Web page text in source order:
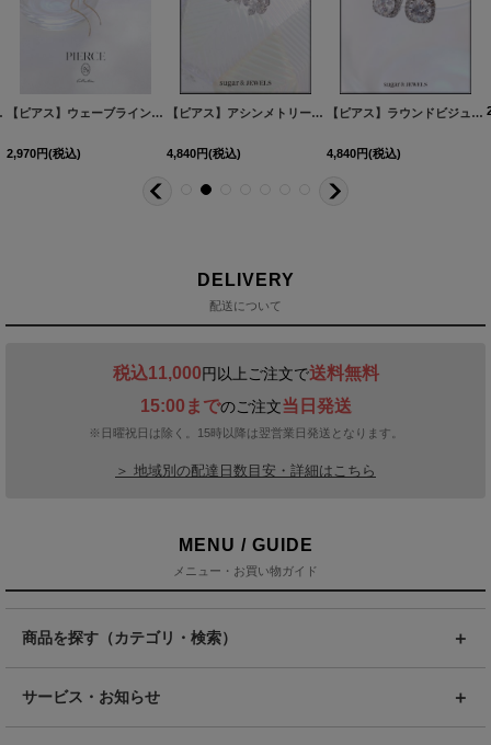
1]
[NE355-260528-1]
】[OF02] [NE337-260530-1]
【ピアス】ウェーブラインロングピアス【Fサイズ/1カラー】 [MG-PI402-GD-F ]
2,970円(税込)
【ピアス】アシンメトリーバタフライビジューピアス【Fサイズ/1カラー】[OF02]
4,840円(税込)
【ピアス】ラウンドビジュースクエアピアス【Fサイズ/1カラー】[OF02]
4,840円(税込)
DELIVERY
配送について
税込11,000円以上ご注文で送料無料
15:00までのご注文当日発送
※日曜祝日は除く。15時以降は翌営業日発送となります。
＞ 地域別の配達日数目安・詳細はこちら
MENU / GUIDE
メニュー・お買い物ガイド
商品を探す（カテゴリ・検索）
サービス・お知らせ